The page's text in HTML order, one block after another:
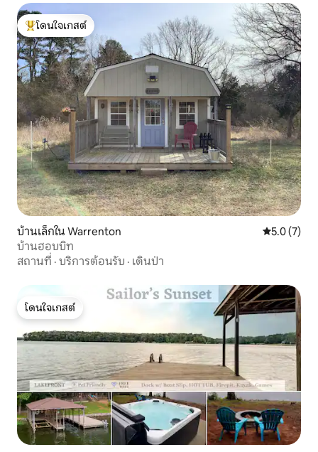
โดนใจเกสต์ที่สุด
โดนใจเกสต์
บ้านเล็กใน Warrenton คะแนนเฉลี่
5.0 (7)
บ้านฮอบบิท
สถานที่ · บริการต้อนรับ · เดินป่า
โดนใจเกสต์
โดนใจเกสต์